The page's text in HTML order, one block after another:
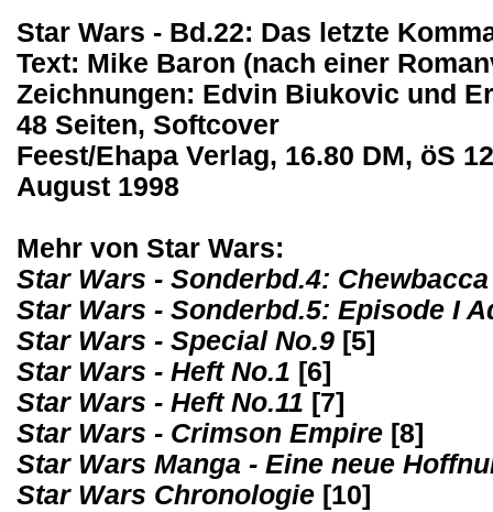
Star Wars - Bd.22: Das letzte
Text: Mike Baron (nach einer
Zeichnungen: Edvin Biukovic und
48 Seiten, Softcover
Feest/Ehapa Verlag, 16.80 DM, öS
August 1998
Mehr von Star Wars:
Star Wars - Sonderbd.4: Chewbacca
Star Wars - Sonderbd.5: Episode I
Star Wars - Special No.9 [5]
Star Wars - Heft No.1 [6]
Star Wars - Heft No.11 [7]
Star Wars - Crimson Empire [8]
Star Wars Manga - Eine neue
Star Wars Chronologie [10]